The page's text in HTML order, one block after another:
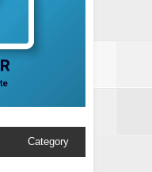
Category